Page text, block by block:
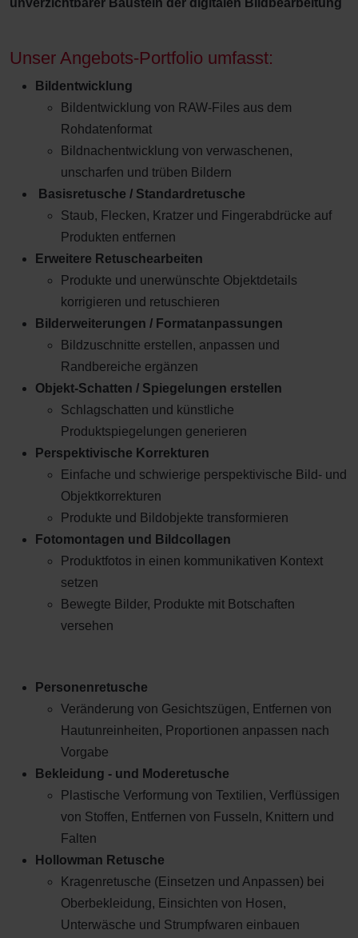
unverzichtbarer Baustein der digitalen Bildbearbeitung
Unser Angebots-Portfolio umfasst:
Bildentwicklung
Bildentwicklung von RAW-Files aus dem
Rohdatenformat
Bildnachentwicklung von verwaschenen,
unscharfen und trüben Bildern
Basisretusche / Standardretusche
Staub, Flecken, Kratzer und Fingerabdrücke auf
Produkten entfernen
Erweitere Retuschearbeiten
Produkte und unerwünschte Objektdetails
korrigieren und retuschieren
Bilderweiterungen / Formatanpassungen
Bildzuschnitte erstellen, anpassen und
Randbereiche ergänzen
Objekt-Schatten / Spiegelungen erstellen
Schlagschatten und künstliche
Produktspiegelungen generieren
Perspektivische Korrekturen
Einfache und schwierige perspektivische Bild- und
Objektkorrekturen
Produkte und Bildobjekte transformieren
Fotomontagen und Bildcollagen
Produktfotos in einen kommunikativen Kontext
setzen
Bewegte Bilder, Produkte mit Botschaften
versehen
Personenretusche
Veränderung von Gesichtszügen, Entfernen von
Hautunreinheiten, Proportionen anpassen nach
Vorgabe
Bekleidung - und Moderetusche
Plastische Verformung von Textilien, Verflüssigen
von Stoffen, Entfernen von Fusseln, Knittern und
Falten
Hollowman Retusche
Kragenretusche (Einsetzen und Anpassen) bei
Oberbekleidung, Einsichten von Hosen,
Unterwäsche und Strumpfwaren einbauen